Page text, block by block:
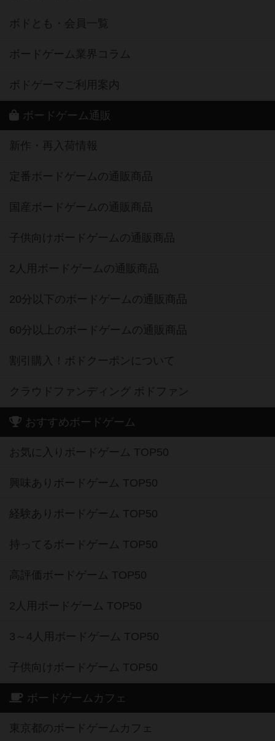
ボドとも・会員一覧
ボードゲーム業界コラム
ボドゲーマご利用案内
ボードゲーム通販
新作・再入荷情報
定番ボードゲームの通販商品
国産ボードゲームの通販商品
子供向けボードゲームの通販商品
2人用ボードゲームの通販商品
20分以下のボードゲームの通販商品
60分以上のボードゲームの通販商品
割引購入！ボドクーポンについて
クラウドファンディング ボドファン
おすすめボードゲーム
お気に入りボードゲーム TOP50
興味ありボードゲーム TOP50
経験ありボードゲーム TOP50
持ってるボードゲーム TOP50
高評価ボードゲーム TOP50
2人用ボードゲーム TOP50
3～4人用ボードゲーム TOP50
子供向けボードゲーム TOP50
ボードゲームカフェ
東京都のボードゲームカフェ